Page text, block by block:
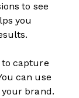
to see
you
to capture
can use
brand.